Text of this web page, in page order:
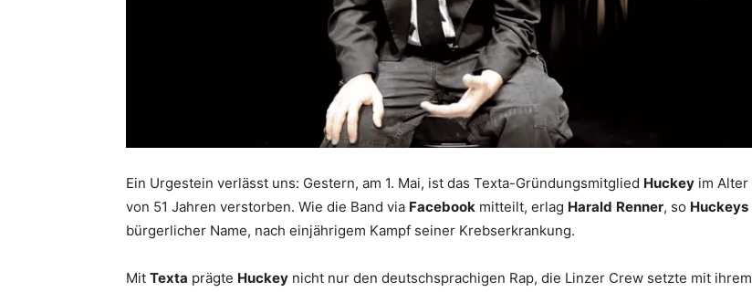
Ein Urgestein verlässt uns: Gestern, am 1. Mai, ist das Texta-Gründungsmitglied Huckey im Alter
von 51 Jahren verstorben. Wie die Band via Facebook mitteilt, erlag Harald Renner, so Huckeys
bürgerlicher Name, nach einjährigem Kampf seiner Krebserkrankung.
Mit Texta prägte Huckey nicht nur den deutschsprachigen Rap, die Linzer Crew setzte mit ihrem